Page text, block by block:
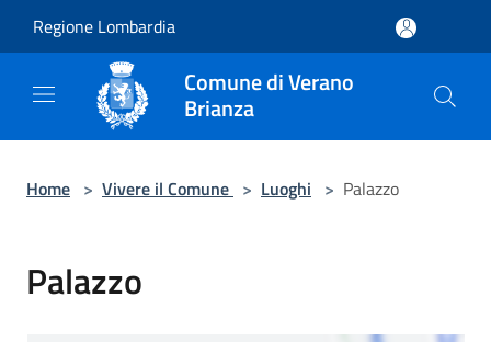
Regione Lombardia
Comune di Verano
Brianza
Home > Vivere il Comune > Luoghi > Palazzo
Palazzo